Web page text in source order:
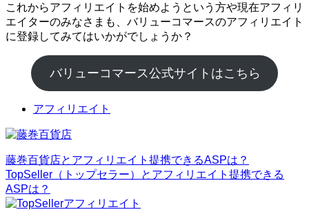
これからアフィリエイトを始めようという方や現在アフィリ
エイターのみなさまも、バリューコマースのアフィリエイト
に登録してみてはいかがでしょうか？
バリューコマース公式サイトはこちら
アフィリエイト
藤巻百貨店とアフィリエイト提携できるASPは？
TopSeller（トップセラー）とアフィリエイト提携できる
ASPは？